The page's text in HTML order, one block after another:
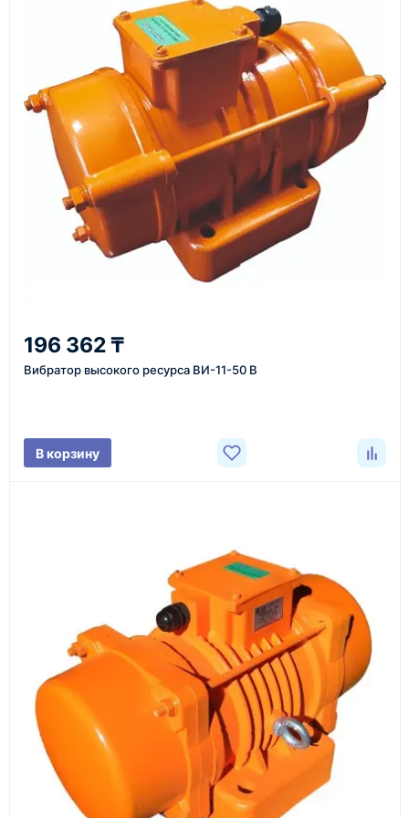
материалы
Как оформить заказ
1
Заявка
Оставьте заявку на сайте, по телефону или через
форму обратного звонка.
Уточнение задачи
Менеджер связывается с вами, уточняет
Подбираем оборудование, рассчитываем
стоимость товара и ориентировочную стоимость
4
Счёт и оплата
Согласовываем условия, готовим счёт, договор
или спецификацию и принимаем оплату по
реквизитам.
196 362 ₸
Вибратор высокого ресурса ВИ-11-50 В
В корзину